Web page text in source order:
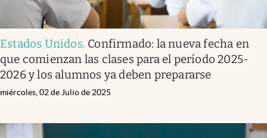
Estados Unidos. Confirmado: la nueva fecha en
que comienzan las clases para el período 2025-
2026 y los alumnos ya deben prepararse
miércoles, 02 de Julio de 2025